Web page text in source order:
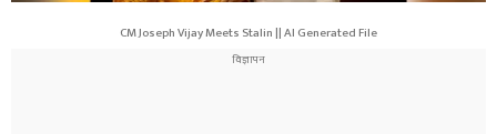
CM Joseph Vijay Meets Stalin || AI Generated File